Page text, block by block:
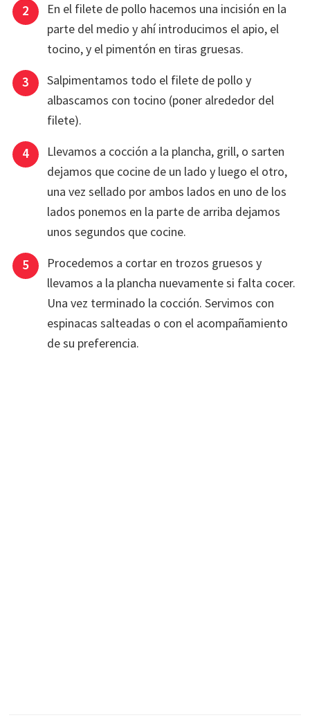
En el filete de pollo hacemos una incisión en la
parte del medio y ahí introducimos el apio, el
tocino, y el pimentón en tiras gruesas.
Salpimentamos todo el filete de pollo y
albascamos con tocino (poner alrededor del
filete).
Llevamos a cocción a la plancha, grill, o sarten
dejamos que cocine de un lado y luego el otro,
una vez sellado por ambos lados en uno de los
lados ponemos en la parte de arriba dejamos
unos segundos que cocine.
Procedemos a cortar en trozos gruesos y
llevamos a la plancha nuevamente si falta cocer.
Una vez terminado la cocción. Servimos con
espinacas salteadas o con el acompañamiento
de su preferencia.